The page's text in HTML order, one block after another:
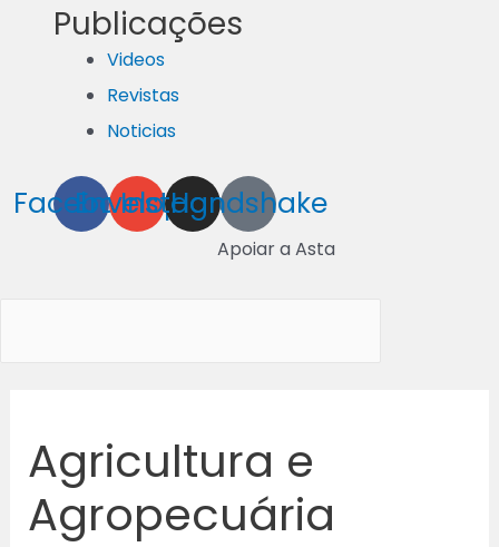
Publicações
Videos
Revistas
Noticias
Facebook
Envelope
Instagram
Handshake
Apoiar a Asta
Agricultura e
Agropecuária